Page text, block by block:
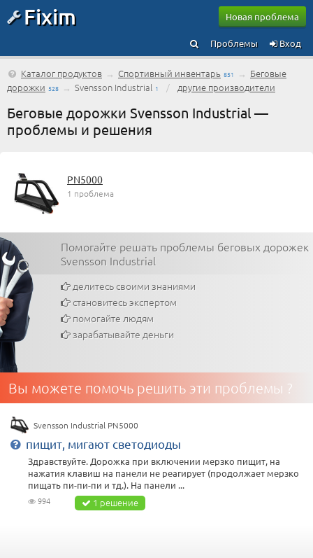
Fixim Новая проблема
Вход
Проблемы
Каталог продуктов → Спортивный инвентарь 851 → Беговые
дорожки 528 → Svensson Industrial 1 / другие производители
Беговые дорожки Svensson Industrial —
проблемы и решения
PN5000
1 проблема
Помогайте решать проблемы беговых дорожек
Svensson Industrial
делитесь своими знаниями
становитесь экспертом
помогайте людям
зарабатывайте деньги
Вы можете помочь решить эти проблемы ?
Svensson Industrial PN5000
пищит, мигают светодиоды
Здравствуйте. Дорожка при включении мерзко пищит, на
нажатия клавиш на панели не реагирует (продолжает мерзко
пищать пи-пи-пи и тд.). На панели ...
994 1 решение